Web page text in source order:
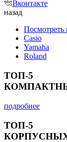
Вконтакте
назад
Посмотреть
Casio
Yamaha
Roland
ТОП-5
подробнее
ТОП-5